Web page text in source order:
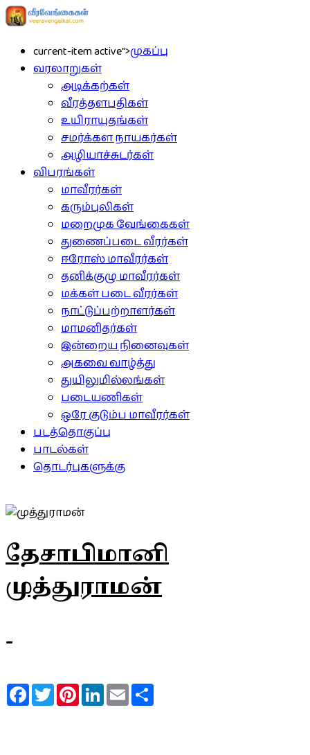
current-item active">முகப்பு
வரலாறுகள்
அடிக்கற்கள்
வீரத்தளபதிகள்
உயிராயுதங்கள்
சமர்க்கள நாயகர்கள்
அழியாச்சுடர்கள்
விபரங்கள்
மாவீரர்கள்
கரும்புலிகள்
மறைமுக வேங்கைகள்
துணைப்படை வீரர்கள்
ஈரோஸ் மாவீரர்கள்
தனிக்குழு மாவீரர்கள்
மக்கள் படை வீரர்கள்
நாட்டுப்பற்றாளர்கள்
மாமனிதர்கள்
இன்றைய நினைவுகள்
அகவை வாழ்த்து
துயிலுமில்லங்கள்
படையணிகள்
ஒரே குடும்ப மாவீரர்கள்
படத்தொகுப்பு
பாடல்கள்
தொடர்புகளுக்கு
தேசாபிமானி
முத்துராமன்
-
FacebookTwitterPinterestLinkedInEmail